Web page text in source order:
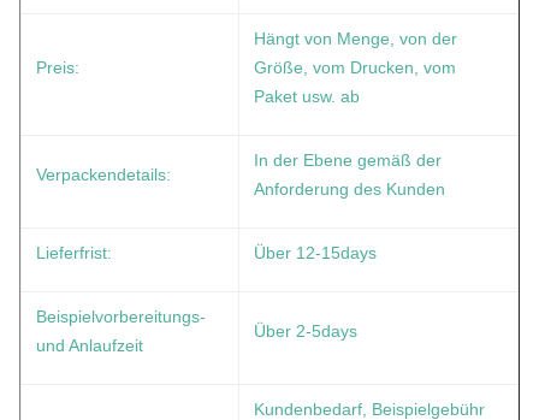
Preis:
Hängt von Menge, von der
Größe, vom Drucken, vom
Paket usw. ab
Verpackendetails:
In der Ebene gemäß der
Anforderung des Kunden
Lieferfrist: Über 12-15days
Beispielvorbereitungs-
und Anlaufzeit
Über 2-5days
Kundenbedarf, Beispielgebühr